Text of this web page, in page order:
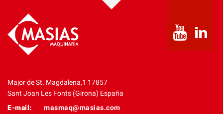
Major de St. Magdalena,1 17857
Sant Joan Les Fonts (Girona) España
E-mail:
masmaq@masias.com